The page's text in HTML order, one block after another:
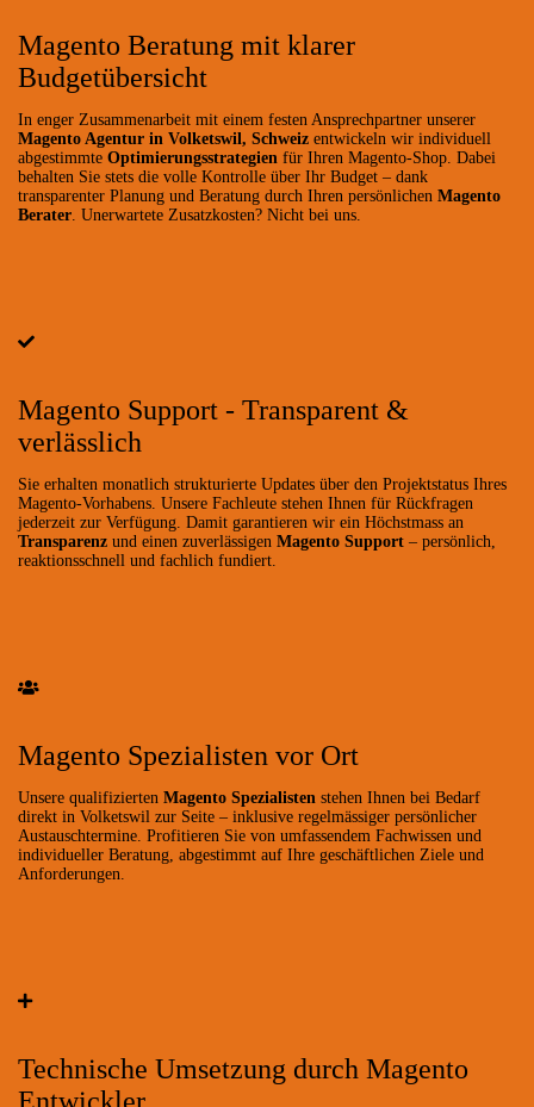
Magento Beratung mit klarer
Budgetübersicht
In enger Zusammenarbeit mit einem festen Ansprechpartner unserer
Magento Agentur in Volketswil, Schweiz entwickeln wir individuell
abgestimmte Optimierungsstrategien für Ihren Magento-Shop. Dabei
behalten Sie stets die volle Kontrolle über Ihr Budget – dank
transparenter Planung und Beratung durch Ihren persönlichen Magento
Berater . Unerwartete Zusatzkosten? Nicht bei uns.
Magento Support - Transparent &
verlässlich
Sie erhalten monatlich strukturierte Updates über den Projektstatus Ihres
Magento-Vorhabens. Unsere Fachleute stehen Ihnen für Rückfragen
jederzeit zur Verfügung. Damit garantieren wir ein Höchstmass an
Transparenz und einen zuverlässigen Magento Support – persönlich,
reaktionsschnell und fachlich fundiert.
Magento Spezialisten vor Ort
Unsere qualifizierten Magento Spezialisten stehen Ihnen bei Bedarf
direkt in Volketswil zur Seite – inklusive regelmässiger persönlicher
Austauschtermine. Profitieren Sie von umfassendem Fachwissen und
individueller Beratung, abgestimmt auf Ihre geschäftlichen Ziele und
Anforderungen.
Technische Umsetzung durch Magento